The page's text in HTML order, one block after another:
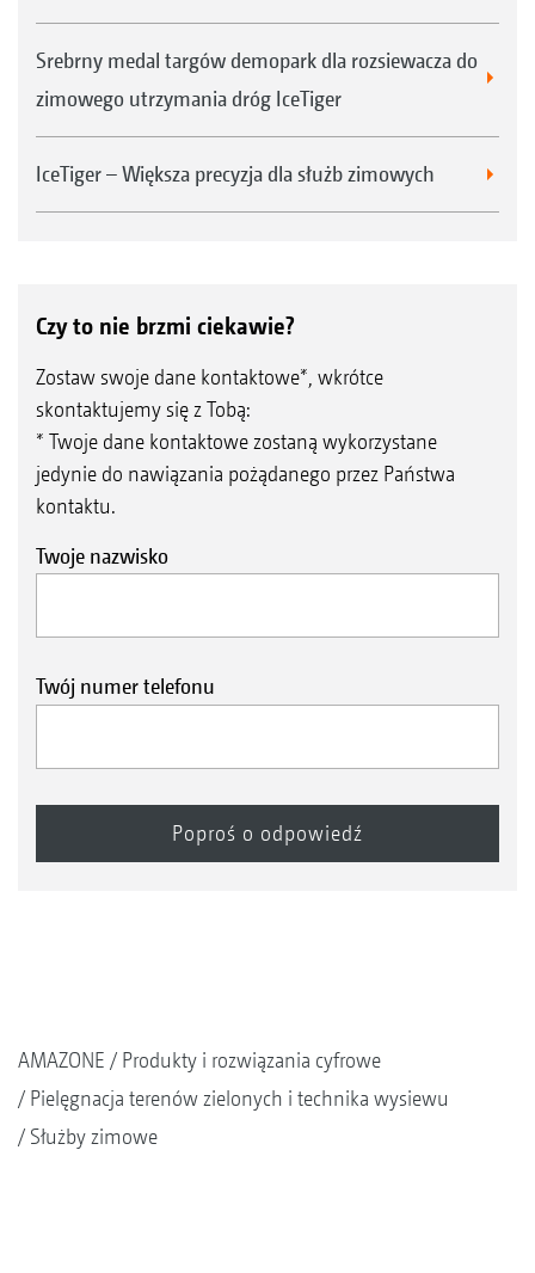
Srebrny medal targów demopark dla rozsiewacza do
zimowego utrzymania dróg IceTiger
IceTiger – Większa precyzja dla służb zimowych
Czy to nie brzmi ciekawie?
Zostaw swoje dane kontaktowe*, wkrótce
skontaktujemy się z Tobą:
* Twoje dane kontaktowe zostaną wykorzystane
jedynie do nawiązania pożądanego przez Państwa
kontaktu.
Twoje nazwisko
Twój numer telefonu
AMAZONE
Produkty i rozwiązania cyfrowe
Pielęgnacja terenów zielonych i technika wysiewu
Służby zimowe